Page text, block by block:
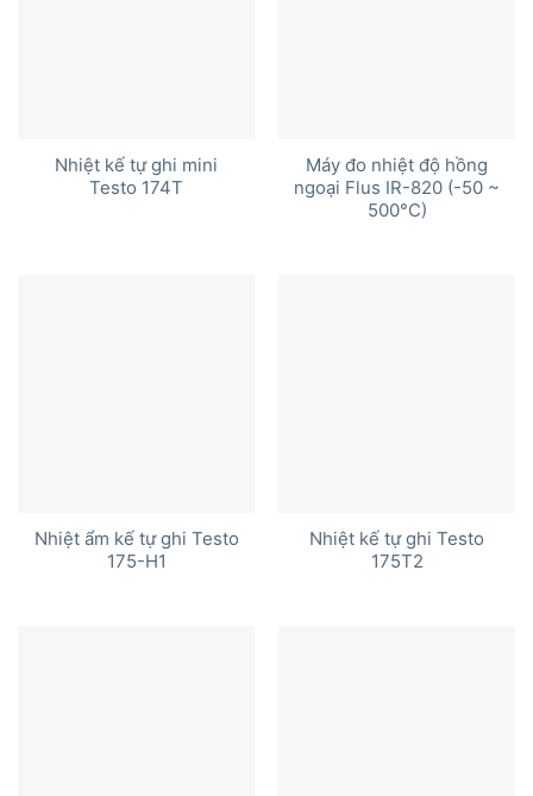
Nhiệt kế tự ghi mini
Testo 174T
Máy đo nhiệt độ hồng
ngoại Flus IR-820 (-50 ~
500°C)
Nhiệt ẩm kế tự ghi Testo
175-H1
Nhiệt kế tự ghi Testo
175T2